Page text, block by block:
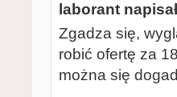
laborant
Zgadza się,
robić ofertę za
można się